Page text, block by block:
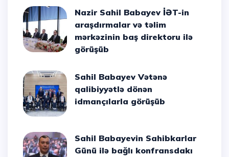
Nazir Sahil Babayev İƏT-in
araşdırmalar və təlim
mərkəzinin baş direktoru ilə
görüşüb
Sahil Babayev Vətənə
qalibiyyətlə dönən
idmançılarla görüşüb
Sahil Babayevin Sahibkarlar
Günü ilə bağlı konfransdakı